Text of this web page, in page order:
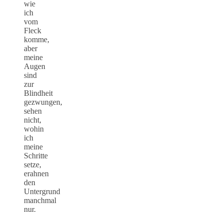
wie
ich
vom
Fleck
komme,
aber
meine
Augen
sind
zur
Blindheit
gezwungen,
sehen
nicht,
wohin
ich
meine
Schritte
setze,
erahnen
den
Untergrund
manchmal
nur.